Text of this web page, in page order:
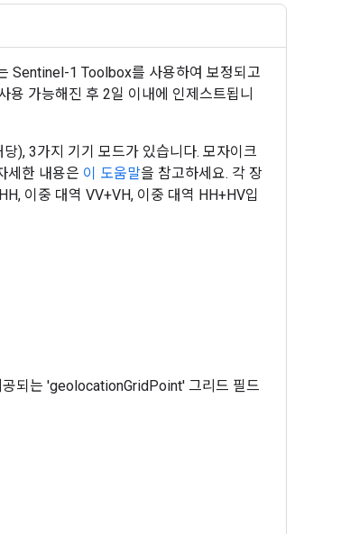
Sentinel-1 Toolbox를 사용하여 보정되고
용 가능해진 후 2일 이내에 인제스트됩니
), 3가지 기기 모드가 있습니다. 모자이크
세한 내용은 이 도움말을 참고하세요. 각 장
이중 대역 VV+VH, 이중 대역 HH+HV입
되는 'geolocationGridPoint' 그리드 필드